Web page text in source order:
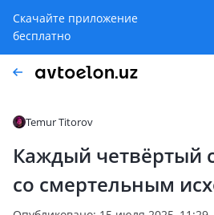
Скачайте приложение
бесплатно
Temur Titorov
Каждый четвёртый
со смертельным